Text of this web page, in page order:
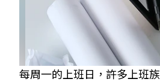
每周一的上班日，許多上班